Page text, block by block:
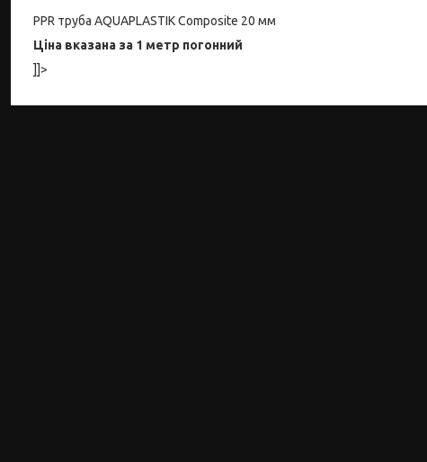
PPR труба AQUAPLASTIK Composite 20 мм
Ціна вказана за 1 метр погонний
]]>